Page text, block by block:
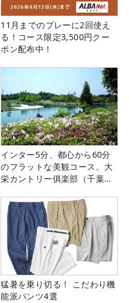
11月までのプレーに2回使え
る！コース限定3,500円クー
ポン配布中！
インター5分、都心から60分
のフラットな美観コース。大
栄カントリー俱楽部（千葉
猛暑を乗り切る！ こだわり機
能派パンツ4選